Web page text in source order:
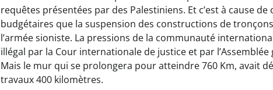
requêtes présentées par des Palestiniens. Et c’est à cause
budgétaires que la suspension des constructions de
l’armée sioniste. La pressions de la communauté
illégal par la Cour internationale de justice et par l’Assemblée
Mais le mur qui se prolongera pour atteindre 760 Km, avait
travaux 400 kilomètres.